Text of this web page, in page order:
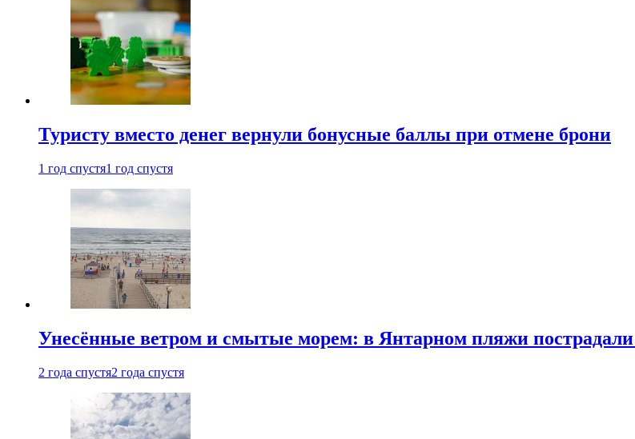
Туристу вместо денег вернули бонусные баллы при отмене брони
1 год спустя1 год спустя
Унесённые ветром и смытые морем: в Янтарном пляжи
2 года спустя2 года спустя